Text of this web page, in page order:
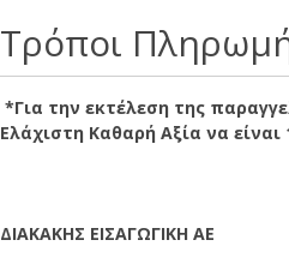
Τρόποι
*Για την εκτέλεση της
Ελάχιστη Καθαρή Αξία να είναι
ΔΙΑΚΑΚΗΣ ΕΙΣΑΓΩΓΙΚΗ ΑΕ